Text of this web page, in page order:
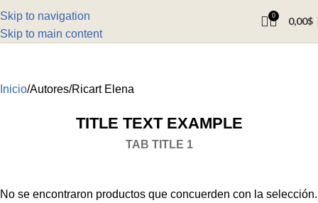
Skip to navigation
Skip to main content
0 0,00$
Inicio Autores Ricart Elena
TITLE TEXT EXAMPLE
TAB TITLE 1
No se encontraron productos que concuerden con la selección.